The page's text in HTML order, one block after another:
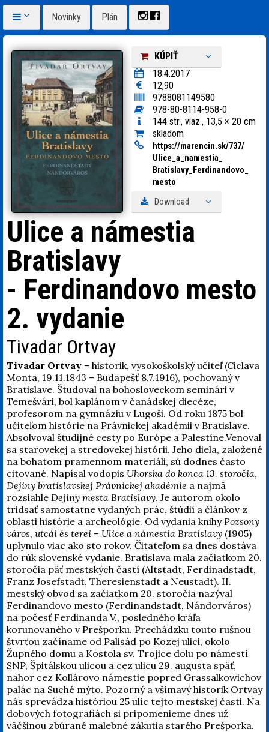
Novinky Plán
KÚPIŤ
18.4.2017
12,90
9788081149580
978-80-8114-958-0
144 str., viaz., 13,5 × 20 cm
skladom
https://marencin.sk/737/
Ulice_a_ namestia_
Bratislavy_ Ferdinandovo_
mesto
Download
Ulice a námestia
Bratislavy
- Ferdinandovo mesto
2. vydanie
Tivadar Ortvay
Tivadar Ortvay– historik, vysokoškolský učiteľ (Ciclava
Monta, 19.11.1843 – Budapešť 8.7.1916), pochovaný v
Bratislave. Študoval na bohosloveckom seminári v
Temešvári, bol kaplánom v čanádskej diecéze,
profesorom na gymnáziu v Lugoši. Od roku 1875 bol
učiteľom histórie na Právnickej akadémii v Bratislave.
Absolvoval študijné cesty po Európe a Palestíne.Venoval
sa starovekej a stredovekej histórii. Jeho diela, založené
na bohatom pramennom materiáli, sú dodnes často
citované. Napísal vodopis Uhorska do konca 13. storočia,
Dejiny bratislavskej Právnickej akadémie a najmä
rozsiahle Dejiny mesta Bratislavy. Je autorom okolo
tridsať samostatne vydaných prác, štúdií a článkov z
oblasti histórie a archeológie. Od vydania knihy Pozsony
város, utcái és terei– Ulice a námestia Bratislavy(1905)
uplynulo viac ako sto rokov. Čitateľom sa dnes dostáva
do rúk slovenské vydanie. Bratislava mala začiatkom 20.
storočia päť mestských častí (Altstadt, Ferdinadstadt,
Franz Josefstadt, Theresienstadt a Neustadt). II.
mestský obvod sa začiatkom 20. storočia nazýval
Ferdinandovo mesto (Ferdinandstadt, Nándorváros)
na počesť Ferdinanda V., posledného kráľa
korunovaného v Prešporku. Prechádzku touto rušnou
štvrťou začíname od Palisád po Kozej ulici, okolo
Župného domu a Kostola sv. Trojice dolu po námestí
SNP, Špitálskou ulicou a cez ulicu 29. augusta späť,
nahor cez Kollárovo námestie popred Grassalkowichov
palác na Suché mýto. Pozorný a všímavý historik Ortvay
nás sprevádza históriou 25 ulíc tejto mestskej časti. Na
dobových fotografiách si pripomenieme dnes už
väčšinou zbúrané malebné zákutia starého Prešporka.